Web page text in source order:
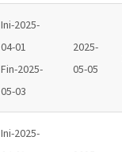
Ini-2025-
04-01
Fin-2025-
05-03
2025-
05-05
Ini-2025-